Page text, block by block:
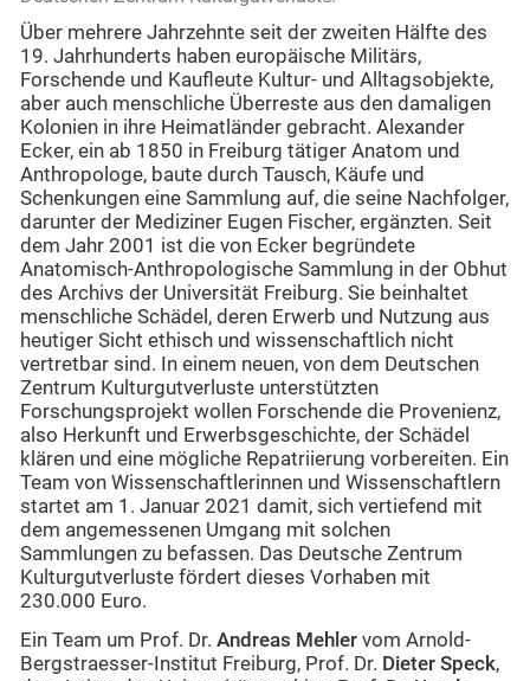
Über mehrere Jahrzehnte seit der zweiten Hälfte des
19. Jahrhunderts haben europäische Militärs,
Forschende und Kaufleute Kultur- und Alltagsobjekte,
aber auch menschliche Überreste aus den damaligen
Kolonien in ihre Heimatländer gebracht. Alexander
Ecker, ein ab 1850 in Freiburg tätiger Anatom und
Anthropologe, baute durch Tausch, Käufe und
Schenkungen eine Sammlung auf, die seine Nachfolger,
darunter der Mediziner Eugen Fischer, ergänzten. Seit
dem Jahr 2001 ist die von Ecker begründete
Anatomisch-Anthropologische Sammlung in der Obhut
des Archivs der Universität Freiburg. Sie beinhaltet
menschliche Schädel, deren Erwerb und Nutzung aus
heutiger Sicht ethisch und wissenschaftlich nicht
vertretbar sind. In einem neuen, von dem Deutschen
Zentrum Kulturgutverluste unterstützten
Forschungsprojekt wollen Forschende die Provenienz,
also Herkunft und Erwerbsgeschichte, der Schädel
klären und eine mögliche Repatriierung vorbereiten. Ein
Team von Wissenschaftlerinnen und Wissenschaftlern
startet am 1. Januar 2021 damit, sich vertiefend mit
dem angemessenen Umgang mit solchen
Sammlungen zu befassen. Das Deutsche Zentrum
Kulturgutverluste fördert dieses Vorhaben mit
230.000 Euro.
Ein Team um Prof. Dr. Andreas Mehler vom Arnold-
Bergstraesser-Institut Freiburg, Prof. Dr. Dieter Speck,